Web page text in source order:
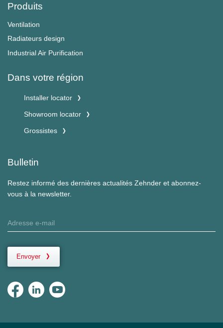
Produits
Ventilation
Radiateurs design
Industrial Air Purification
Dans votre région
Installer locator
Showroom locator
Grossistes
Bulletin
Restez informé des dernières actualités Zehnder et abonnez-
vous à la newsletter.
Envoyer